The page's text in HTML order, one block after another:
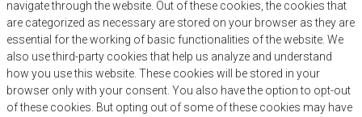
navigate through the website. Out of these cookies, the cookies that
are categorized as necessary are stored on your browser as they are
essential for the working of basic functionalities of the website. We
also use third-party cookies that help us analyze and understand
how you use this website. These cookies will be stored in your
browser only with your consent. You also have the option to opt-out
of these cookies. But opting out of some of these cookies may have